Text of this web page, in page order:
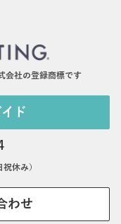
会社の登録商標です
ド
休み）
わせ